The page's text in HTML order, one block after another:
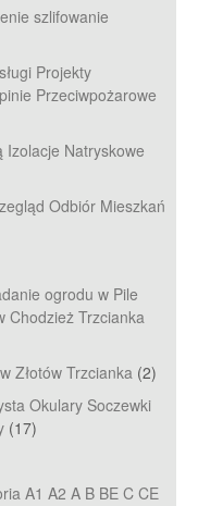
szlifowanie
Projekty
Przeciwpożarowe
Izolacje Natryskowe
Odbiór Mieszkań
ogrodu w Pile
Chodzież Trzcianka
Złotów Trzcianka (2)
Okulary Soczewki
(17)
A1 A2 A B BE C CE